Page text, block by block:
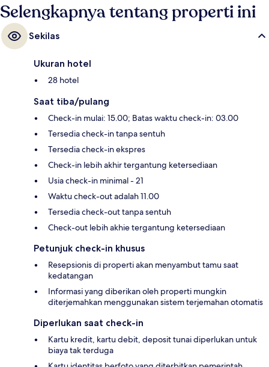
Selengkapnya tentang properti ini
Sekilas
Ukuran hotel
28 hotel
Saat tiba/pulang
Check-in mulai: 15.00; Batas waktu check-in: 03.00
Tersedia check-in tanpa sentuh
Tersedia check-in ekspres
Check-in lebih akhir tergantung ketersediaan
Usia check-in minimal - 21
Waktu check-out adalah 11.00
Tersedia check-out tanpa sentuh
Check-out lebih akhie tergantung ketersediaan
Petunjuk check-in khusus
Resepsionis di properti akan menyambut tamu saat
kedatangan
Informasi yang diberikan oleh properti mungkin
diterjemahkan menggunakan sistem terjemahan otomatis
Diperlukan saat check-in
Kartu kredit, kartu debit, deposit tunai diperlukan untuk
biaya tak terduga